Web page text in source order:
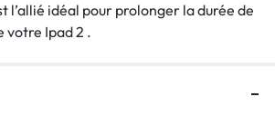
l’allié idéal pour prolonger la durée de
votre Ipad 2 .